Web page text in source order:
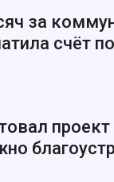
за
счёт